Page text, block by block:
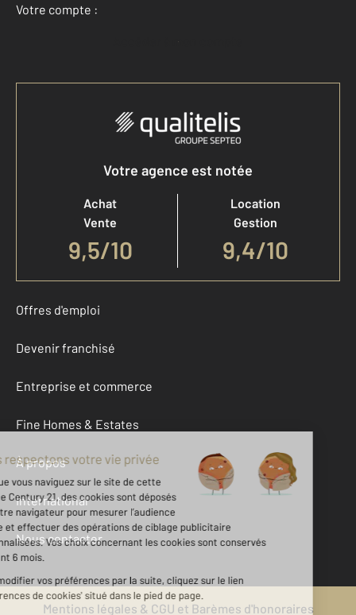
Votre compte :
Accéder à mon compte
Votre agence est notée
Achat
Vente
9,5/10
Location
Gestion
9,4/10
Offres d'emploi
Devenir franchisé
Entreprise et commerce
Fine Homes & Estates
À propos
International
Nous contacter
Mentions légales & CGU et Barèmes d'honoraires